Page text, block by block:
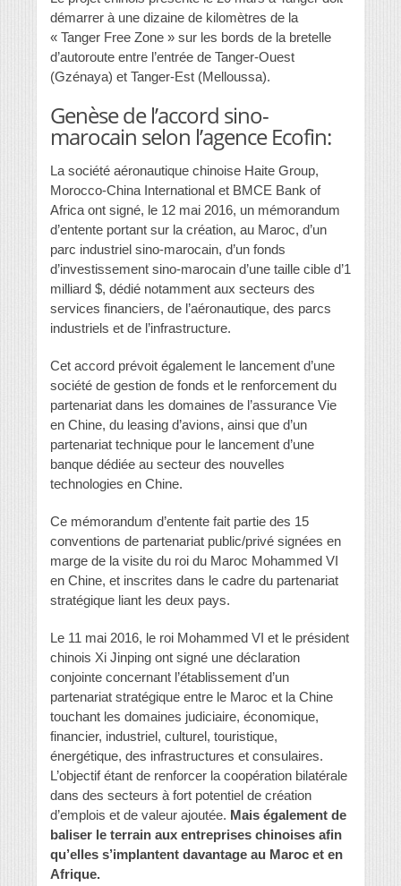
démarrer à une dizaine de kilomètres de la
« Tanger Free Zone » sur les bords de la bretelle
d’autoroute entre l’entrée de Tanger-Ouest
(Gzénaya) et Tanger-Est (Melloussa).
Genèse de l’accord sino-
marocain selon l’agence Ecofin:
La société aéronautique chinoise Haite Group,
Morocco-China International et BMCE Bank of
Africa ont signé, le 12 mai 2016, un mémorandum
d’entente portant sur la création, au Maroc, d’un
parc industriel sino-marocain, d’un fonds
d’investissement sino-marocain d’une taille cible d’1
milliard $, dédié notamment aux secteurs des
services financiers, de l’aéronautique, des parcs
industriels et de l’infrastructure.
Cet accord prévoit également le lancement d’une
société de gestion de fonds et le renforcement du
partenariat dans les domaines de l’assurance Vie
en Chine, du leasing d’avions, ainsi que d’un
partenariat technique pour le lancement d’une
banque dédiée au secteur des nouvelles
technologies en Chine.
Ce mémorandum d’entente fait partie des 15
conventions de partenariat public/privé signées en
marge de la visite du roi du Maroc Mohammed VI
en Chine, et inscrites dans le cadre du partenariat
stratégique liant les deux pays.
Le 11 mai 2016, le roi Mohammed VI et le président
chinois Xi Jinping ont signé une déclaration
conjointe concernant l’établissement d’un
partenariat stratégique entre le Maroc et la Chine
touchant les domaines judiciaire, économique,
financier, industriel, culturel, touristique,
énergétique, des infrastructures et consulaires.
L’objectif étant de renforcer la coopération bilatérale
dans des secteurs à fort potentiel de création
d’emplois et de valeur ajoutée. Mais également de
baliser le terrain aux entreprises chinoises afin
qu’elles s’implantent davantage au Maroc et en
Afrique.